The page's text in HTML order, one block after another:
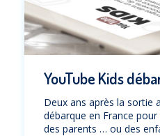
YouTube Kids
Deux ans après la sortie
débarque en France
des parents … ou des